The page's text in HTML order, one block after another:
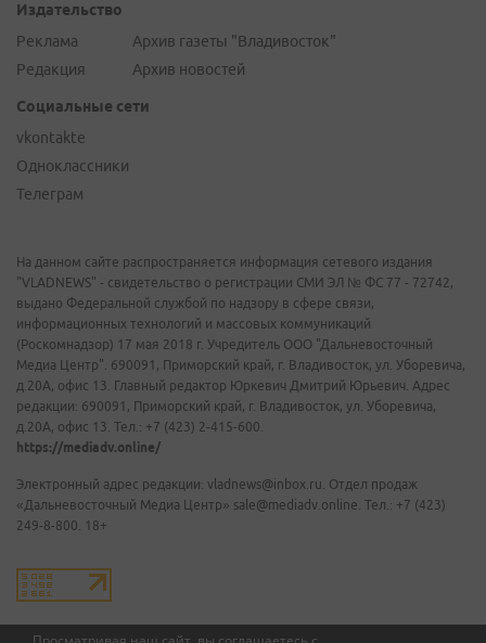
Издательство
Реклама
Редакция
Архив газеты "Владивосток"
Архив новостей
Социальные сети
vkontakte
Одноклассники
Телеграм
На данном сайте распространяется информация сетевого издания
"VLADNEWS" - свидетельство о регистрации СМИ ЭЛ № ФС 77 - 72742,
выдано Федеральной службой по надзору в сфере связи,
информационных технологий и массовых коммуникаций
(Роскомнадзор) 17 мая 2018 г. Учредитель ООО "Дальневосточный
Медиа Центр". 690091, Приморский край, г. Владивосток, ул. Уборевича,
д.20А, офис 13. Главный редактор Юркевич Дмитрий Юрьевич. Адрес
редакции: 690091, Приморский край, г. Владивосток, ул. Уборевича,
д.20А, офис 13. Тел.: +7 (423) 2-415-600.
https://mediadv.online/
Электронный адрес редакции: vladnews@inbox.ru. Отдел продаж
«Дальневосточный Медиа Центр» sale@mediadv.online. Тел.: +7 (423)
249-8-800. 18+